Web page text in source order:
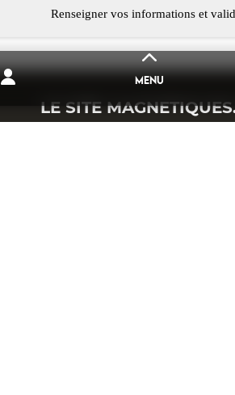
MENU
Renseigner vos informations et
LE SITE